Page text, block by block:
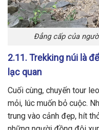
Đẳng cấp của
2.11. Trekking núi là
lạc quan
Cuối cùng, chuyến tour
mỏi, lúc muốn bỏ cuộc.
trung vào cảnh đẹp, hít